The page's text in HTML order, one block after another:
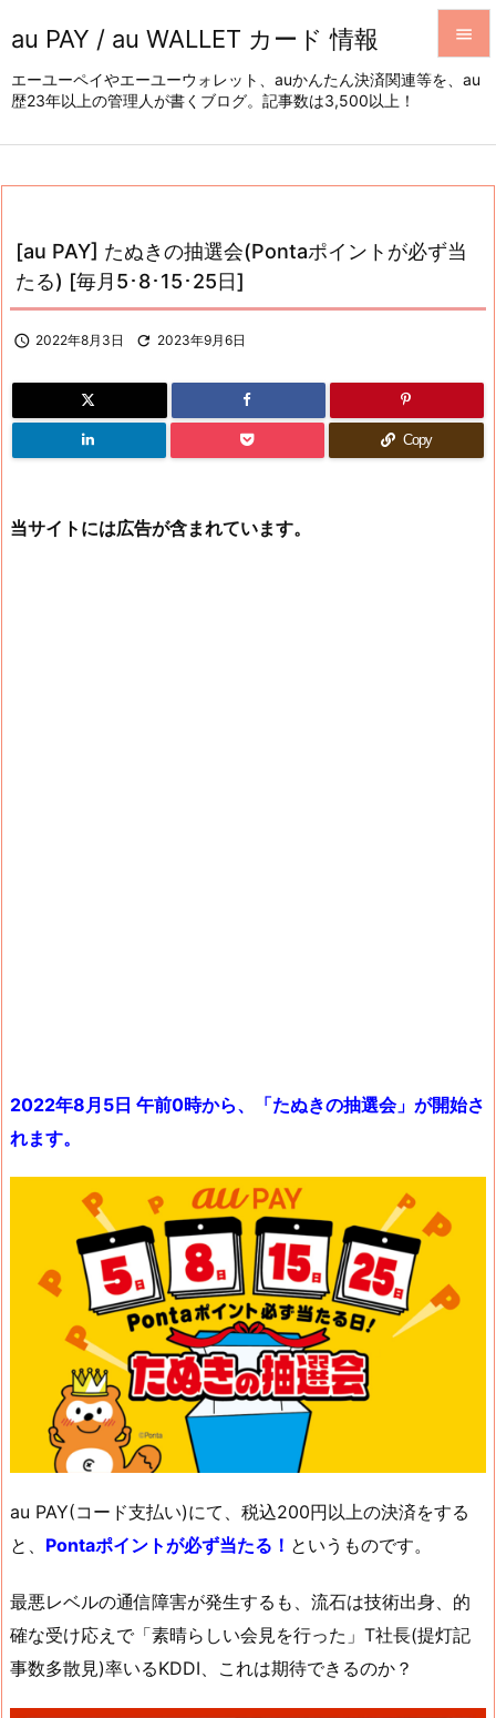
au PAY / au WALLET カード 情報
エーユーペイやエーユーウォレット、auかんたん決済関連等を、au
歴23年以上の管理人が書くブログ。記事数は3,500以上！





[au PAY] たぬきの抽選会(Pontaポイントが必ず当
たる) [毎月5･8･15･25日]
 2022年8月3日  2023年9月6日
Copy
当サイトには広告が含まれています。
2022年8月5日 午前0時から、「たぬきの抽選会」が開始さ
れます。
au PAY(コード支払い)にて、税込200円以上の決済をする
と、 Pontaポイントが必ず当たる！ というものです。
最悪レベルの通信障害が発生するも、流石は技術出身、的
確な受け応えで「素晴らしい会見を行った」T社長(提灯記
事数多散見)率いるKDDI、これは期待できるのか？